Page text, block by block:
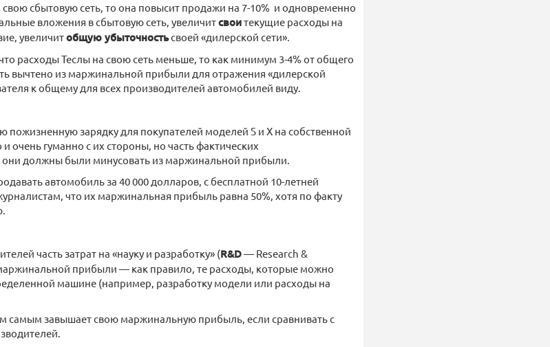
свою сбытовую сеть, то она повысит продажи на 7-10% и одновременно
вложения в сбытовую сеть, увеличитсвоитекущие расходы на
увеличитобщую убыточностьсвоей «дилерской сети».
расходы Теслы на свою сеть меньше, то как минимум 3-4% от общего
вычтено из маржинальной прибыли для отражения «дилерской
к общему для всех производителей автомобилей виду.
пожизненную зарядку для покупателей моделей S и X на собственной
очень гуманно с их стороны, но часть фактических
они должны были минусовать из маржинальной прибыли.
автомобиль за 40 000 долларов, с бесплатной 10-летней
что их маржинальная прибыль равна 50%, хотя по факту
часть затрат на «науку и разработку» (R&D— Research &
прибыли — как правило, те расходы, которые можно
машине (например, разработку модели или расходы на
самым завышает свою маржинальную прибыль, если сравнивать с